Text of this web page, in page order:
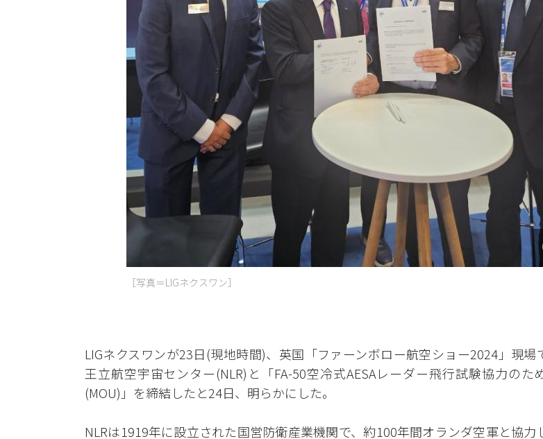
［写真＝LIGネクスワン］
LIGネクスワンが23日(現地時間)、英国「ファーンボロー航空ショー2024」現場
王立航空宇宙センター(NLR)と「FA-50空冷式AESAレーダー飛行試験協力のた
(MOU)」を締結したと24日、明らかにした。
NLRは1919年に設立された国営防衛産業機関で、約100年間オランダ空軍と協力